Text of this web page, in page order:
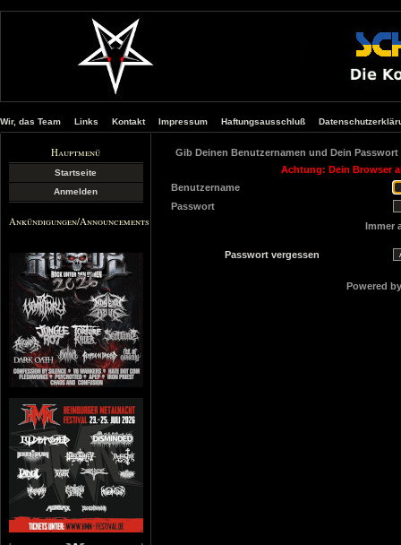
Wir, das Team Links Kontakt Impressum Haftungsausschluß
Hauptmenü
Startseite
Anmelden
Ankündigungen/Announcements
Gib Deinen Benutzernamen und Dein
Achtung: Dein Browser
Benutzername
Passwort
Immer
Passwort vergessen
Powered